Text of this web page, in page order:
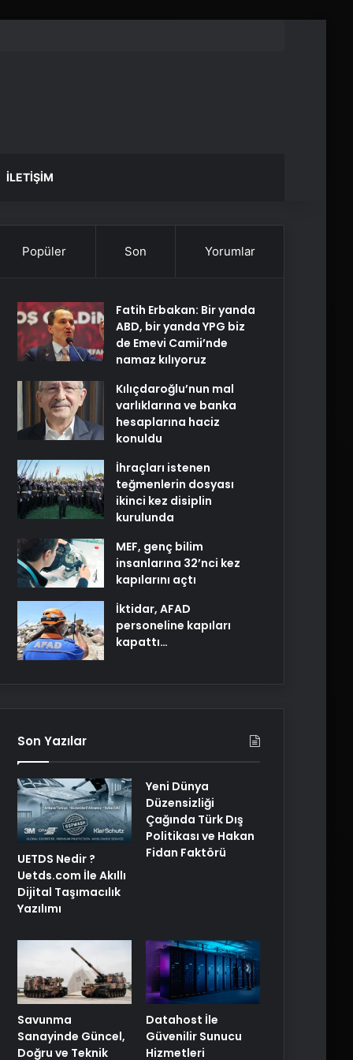
İLETIŞIM
Popüler Son Yorumlar
Fatih Erbakan: Bir yanda
ABD, bir yanda YPG biz
de Emevi Camii’nde
namaz kılıyoruz
Kılıçdaroğlu’nun mal
varlıklarına ve banka
hesaplarına haciz
konuldu
İhraçları istenen
teğmenlerin dosyası
ikinci kez disiplin
kurulunda
MEF, genç bilim
insanlarına 32’nci kez
kapılarını açtı
İktidar, AFAD
personeline kapıları
kapattı…
Son Yazılar
UETDS Nedir ?
Uetds.com İle Akıllı
Dijital Taşımacılık
Yazılımı
Yeni Dünya
Düzensizliği
Çağında Türk Dış
Politikası ve Hakan
Fidan Faktörü
Savunma
Sanayinde Güncel,
Doğru ve Teknik
Datahost İle
Güvenilir Sunucu
Hizmetleri